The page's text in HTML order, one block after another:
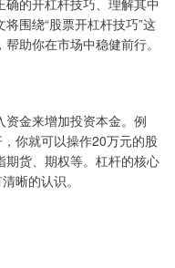
的开杠杆技巧、理解其中
围绕“股票开杠杆技巧”这
助你在市场中稳健前行。
金来增加投资本金。例
你就可以操作20万元的股
货、期权等。杠杆的核心
晰的认识。